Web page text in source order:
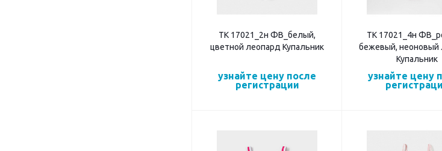
ТК 17021_2н ФВ_белый,
цветной леопард Купальник
узнайте цену после
регистрации
ТК 17021_4н
бежевый, неоновый
Купальник
узнайте цену